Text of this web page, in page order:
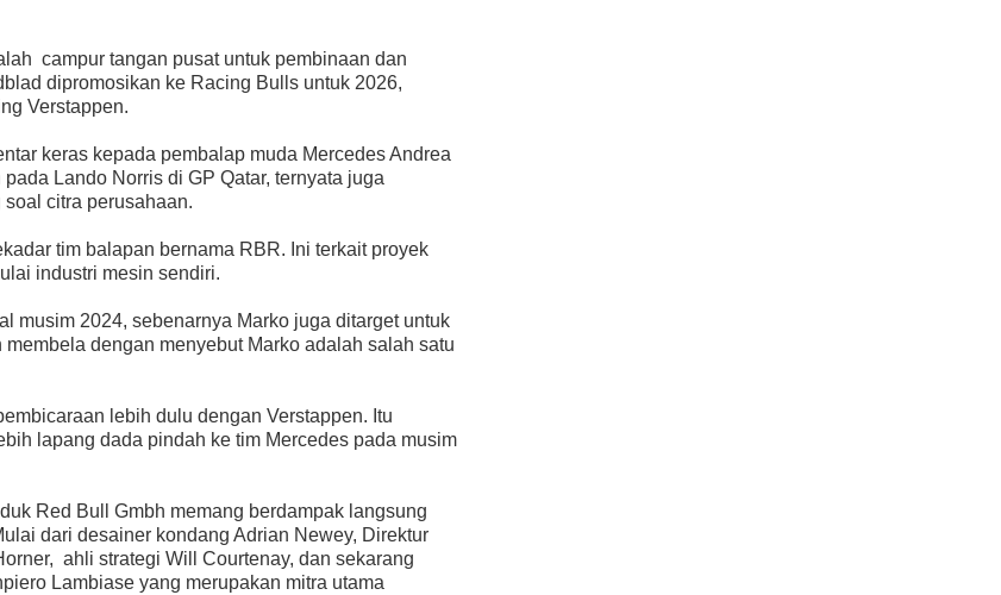
campur tangan pusat untuk pembinaan dan
dipromosikan ke Racing Bulls untuk 2026,
Verstappen.
keras kepada pembalap muda Mercedes Andrea
Lando Norris di GP Qatar, ternyata juga
citra perusahaan.
tim balapan bernama RBR. Ini terkait proyek
industri mesin sendiri.
musim 2024, sebenarnya Marko juga ditarget untuk
dengan menyebut Marko adalah salah satu
lebih dulu dengan Verstappen. Itu
lapang dada pindah ke tim Mercedes pada musim
Red Bull Gmbh memang berdampak langsung
dari desainer kondang Adrian Newey, Direktur
ahli strategi Will Courtenay, dan sekarang
Lambiase yang merupakan mitra utama